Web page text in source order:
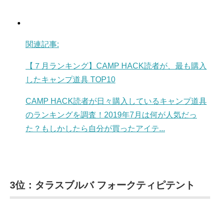
関連記事:
【７月ランキング】CAMP HACK読者が、最も購入
したキャンプ道具 TOP10
CAMP HACK読者が日々購入しているキャンプ道具
のランキングを調査！2019年7月は何が人気だっ
た？もしかしたら自分が買ったアイテ...
3位：タラスブルバ フォークティピテント